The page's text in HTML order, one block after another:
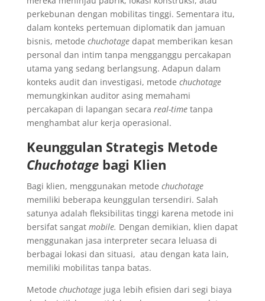
perkebunan dengan mobilitas tinggi. Sementara itu,
dalam konteks pertemuan diplomatik dan jamuan
bisnis, metode chuchotage dapat memberikan kesan
personal dan intim tanpa mengganggu percakapan
utama yang sedang berlangsung. Adapun dalam
konteks audit dan investigasi, metode chuchotage
memungkinkan auditor asing memahami
percakapan di lapangan secara real-timetanpa
menghambat alur kerja operasional.
Keunggulan Strategis Metode
Chuchotage bagi Klien
Bagi klien, menggunakan metode chuchotage
memiliki beberapa keunggulan tersendiri. Salah
satunya adalah fleksibilitas tinggi karena metode ini
bersifat sangat mobile. Dengan demikian, klien dapat
menggunakan jasa interpreter secara leluasa di
berbagai lokasi dan situasi, atau dengan kata lain,
memiliki mobilitas tanpa batas.
Metode chuchotage juga lebih efisien dari segi biaya